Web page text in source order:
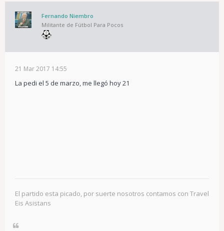
Fernando Niembro
Militante de Fútbol Para Pocos
21 Mar 2017 14:55
La pedi el 5 de marzo, me llegó hoy 21
El partido esta picado, por suerte nosotros contamos con Travel
Eis Asistans